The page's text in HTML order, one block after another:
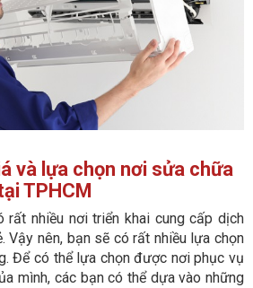
và lựa chọn nơi sửa chữa
TPHCM
rất nhiều nơi triển khai cung cấp dịch
Vậy nên, bạn sẽ có rất nhiều lựa chọn
Để có thể lựa chọn được nơi phục vụ
mình, các bạn có thể dựa vào những